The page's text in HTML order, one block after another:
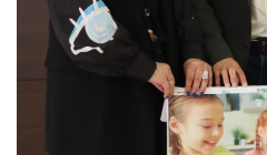
Contacto